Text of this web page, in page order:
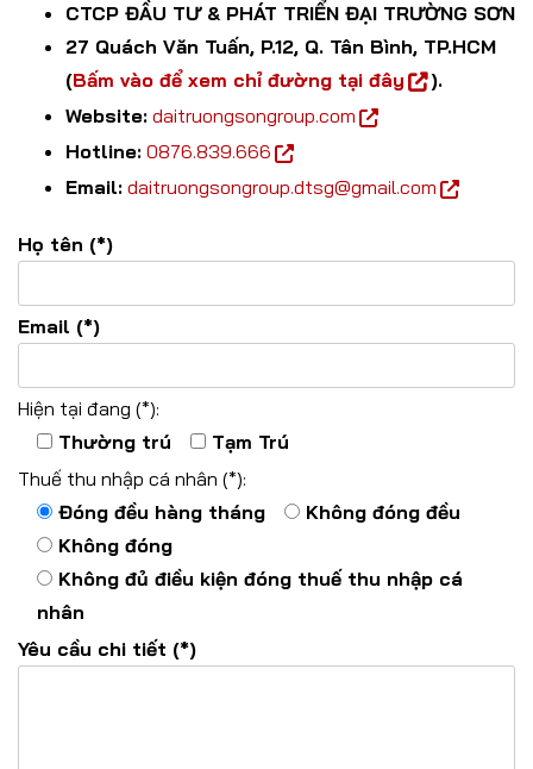
CTCP ĐẦU TƯ & PHÁT TRIỂN ĐẠI TRƯỜNG SƠN
27 Quách Văn Tuấn, P.12, Q. Tân Bình, TP.HCM
(Bấm vào để xem chỉ đường tại đây
).
Website: daitruongsongroup.com
Hotline: 0876.839.666
Email: daitruongsongroup.dtsg@gmail.com
Họ tên (*)
Email (*)
Hiện tại đang (*):
Thường trú
Tạm Trú
Thuế thu nhập cá nhân (*):
Đóng đều hàng tháng
Không đóng đều
Không đóng
Không đủ điều kiện đóng thuế thu nhập cá
nhân
Yêu cầu chi tiết (*)